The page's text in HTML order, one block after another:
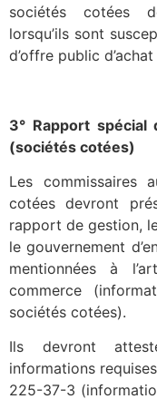
sociétés cotées
lorsqu’ils sont
d’offre public d’achat
3° Rapport spécial
(sociétés cotées)
Les commissaires
cotées devront
rapport de gestion,
le gouvernement
mentionnées à
commerce
sociétés cotées).
Ils devront
informations
225-37-3